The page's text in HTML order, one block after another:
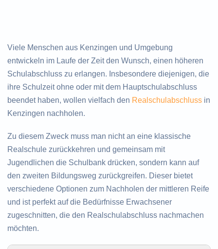
Viele Menschen aus Kenzingen und Umgebung
entwickeln im Laufe der Zeit den Wunsch, einen höheren
Schulabschluss zu erlangen. Insbesondere diejenigen, die
ihre Schulzeit ohne oder mit dem Hauptschulabschluss
beendet haben, wollen vielfach den Realschulabschluss in
Kenzingen nachholen.
Zu diesem Zweck muss man nicht an eine klassische
Realschule zurückkehren und gemeinsam mit
Jugendlichen die Schulbank drücken, sondern kann auf
den zweiten Bildungsweg zurückgreifen. Dieser bietet
verschiedene Optionen zum Nachholen der mittleren Reife
und ist perfekt auf die Bedürfnisse Erwachsener
zugeschnitten, die den Realschulabschluss nachmachen
möchten.